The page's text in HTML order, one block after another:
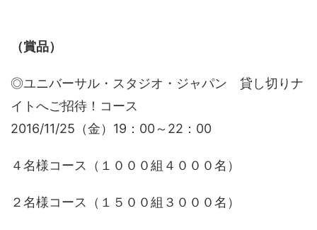
（賞品）
◎ユニバーサル・スタジオ・ジャパン 貸し切りナ
イトへご招待！コース
2016/11/25（金）19：00～22：00
４名様コース（１０００組４０００名）
２名様コース（１５００組３０００名）